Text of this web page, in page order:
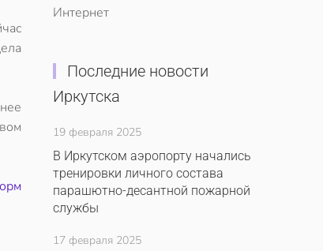
Интернет
Последние новости
Иркутска
19 февраля 2025
В Иркутском аэропорту начались
тренировки личного состава
парашютно-десантной пожарной
службы
17 февраля 2025